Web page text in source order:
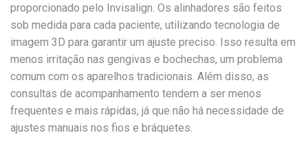
proporcionado pelo Invisalign. Os alinhadores são feitos
sob medida para cada paciente, utilizando tecnologia de
imagem 3D para garantir um ajuste preciso. Isso resulta em
menos irritação nas gengivas e bochechas, um problema
comum com os aparelhos tradicionais. Além disso, as
consultas de acompanhamento tendem a ser menos
frequentes e mais rápidas, já que não há necessidade de
ajustes manuais nos fios e bráquetes.